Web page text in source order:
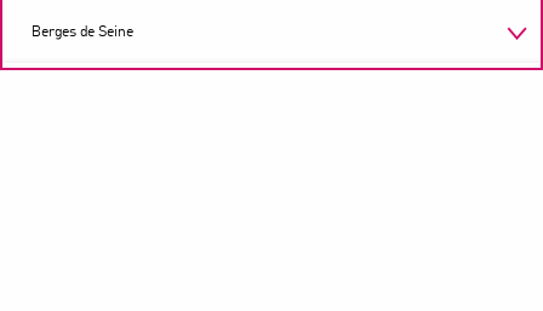
Berges de Seine